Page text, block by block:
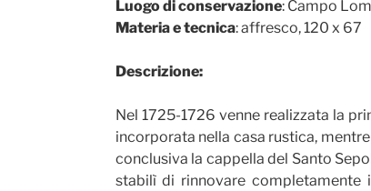
Luogo di conservazione: Campo
Materia e tecnica: affresco, 120 x 67
Descrizione:
Nel 1725-1726 venne realizzata la
incorporata nella casa rustica,
conclusiva la cappella del Santo
stabilì di rinnovare